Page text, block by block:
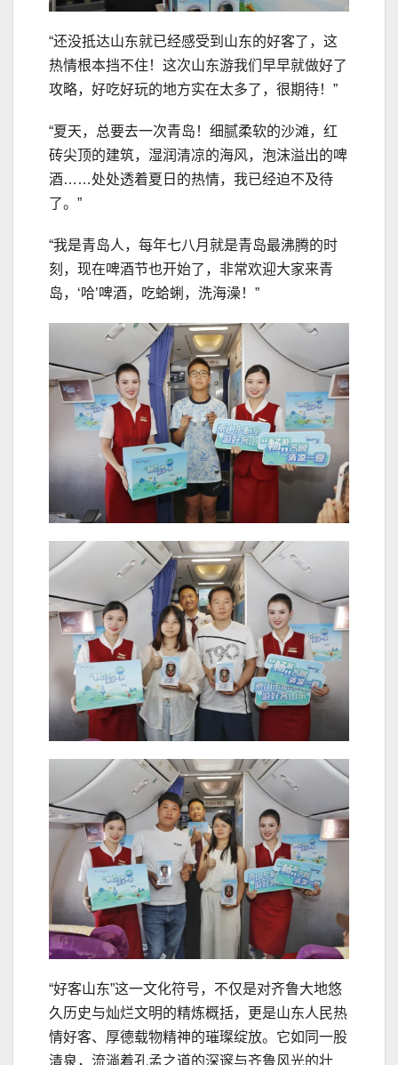
“还没抵达山东就已经感受到山东的好客了，这
热情根本挡不住！这次山东游我们早早就做好了
攻略，好吃好玩的地方实在太多了，很期待！”
“夏天，总要去一次青岛！细腻柔软的沙滩，红
砖尖顶的建筑，湿润清凉的海风，泡沫溢出的啤
酒……处处透着夏日的热情，我已经迫不及待
了。”
“我是青岛人，每年七八月就是青岛最沸腾的时
刻，现在啤酒节也开始了，非常欢迎大家来青
岛，‘哈’啤酒，吃蛤蜊，洗海澡！”
“好客山东”这一文化符号，不仅是对齐鲁大地悠
久历史与灿烂文明的精炼概括，更是山东人民热
情好客、厚德载物精神的璀璨绽放。它如同一股
清泉，流淌着孔孟之道的深邃与齐鲁风光的壮